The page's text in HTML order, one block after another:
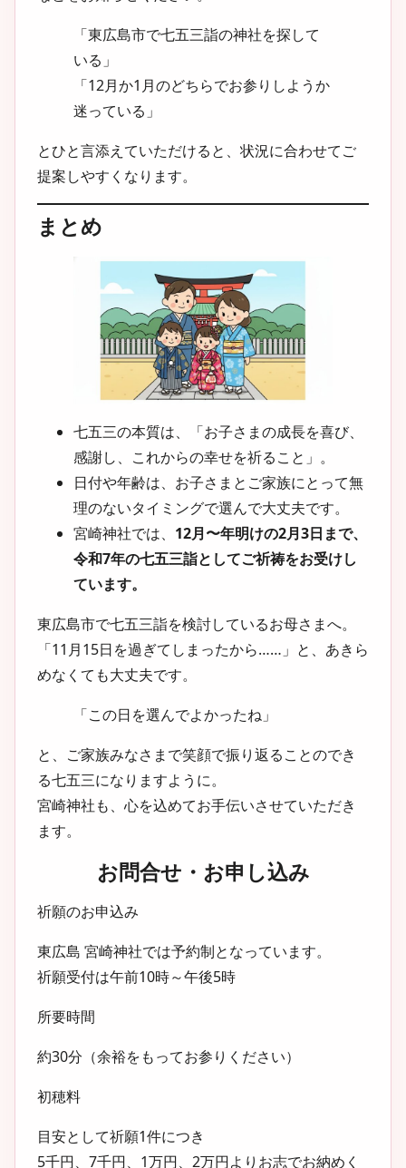
「東広島市で七五三詣の神社を探して
いる」
「12月か1月のどちらでお参りしようか
迷っている」
とひと言添えていただけると、状況に合わせてご
提案しやすくなります。
まとめ
七五三の本質は、「お子さまの成長を喜び、
感謝し、これからの幸せを祈ること」。
日付や年齢は、お子さまとご家族にとって無
理のないタイミングで選んで大丈夫です。
宮崎神社では、 12月〜年明けの2月3日まで、
令和7年の七五三詣としてご祈祷をお受けし
ています。
東広島市で七五三詣を検討しているお母さまへ。
「11月15日を過ぎてしまったから……」と、あきら
めなくても大丈夫です。
「この日を選んでよかったね」
と、ご家族みなさまで笑顔で振り返ることのでき
る七五三になりますように。
宮崎神社も、心を込めてお手伝いさせていただき
ます。
お問合せ・お申し込み
祈願のお申込み
東広島 宮崎神社では予約制となっています。
祈願受付は午前10時～午後5時
所要時間
約30分（余裕をもってお参りください）
初穂料
目安として祈願1件につき
5千円、7千円、1万円、2万円よりお志でお納めく